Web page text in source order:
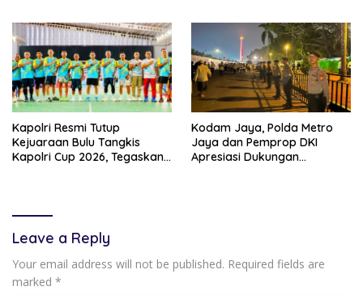
Kapolri Resmi Tutup
Kejuaraan Bulu Tangkis
Kapolri Cup 2026, Tegaskan
Kodam Jaya, Polda Metro
Jaya dan Pemprop DKI
Apresiasi Dukungan
Leave a Reply
Your email address will not be published. Required fields are
marked *